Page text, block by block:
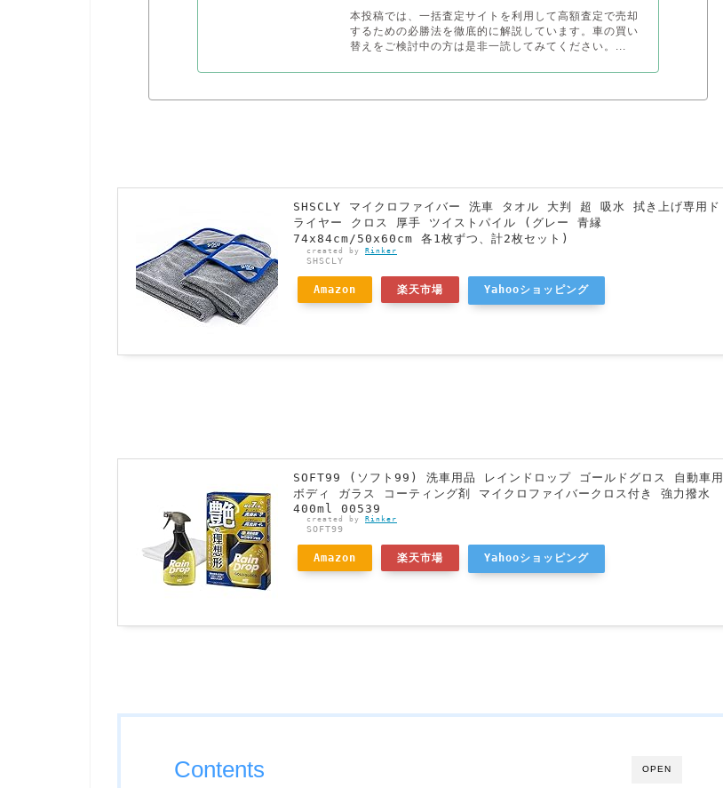
本投稿では、一括査定サイトを利用して高額査定で売却
するための必勝法を徹底的に解説しています。車の買い
替えをご検討中の方は是非一読してみてください。...
SHSCLY マイクロファイバー 洗車 タオル 大判 超 吸水 拭き上げ専用ド
ライヤー クロス 厚手 ツイストパイル (グレー 青縁
74x84cm/50x60cm 各1枚ずつ、計2枚セット)
created by Rinker
SHSCLY
Amazon 楽天市場 Yahooショッピング
SOFT99 (ソフト99) 洗車用品 レインドロップ ゴールドグロス 自動車用
ボディ ガラス コーティング剤 マイクロファイバークロス付き 強力撥水
400ml 00539
created by Rinker
SOFT99
Amazon 楽天市場 Yahooショッピング
OPEN
Contents